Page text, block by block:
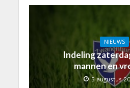
NIEUWS
Indeling
mannen en
5 augustus